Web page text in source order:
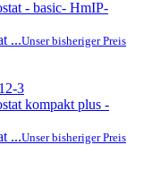
...Unser bisheriger Preis
3
...Unser bisheriger Preis